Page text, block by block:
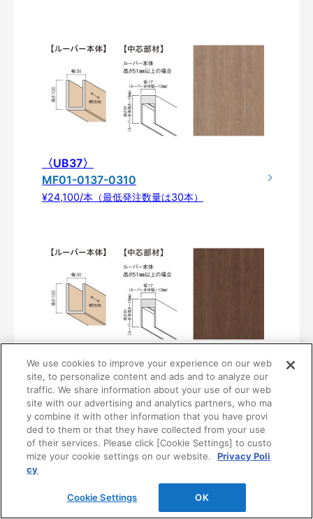
〈UB37〉
MF01-0137-0310
¥24,100/本（最低発注数量は30本）
〈UB38〉
MF01-0138-0310
¥24,100/本（最低発注数量は30本）
We use cookies to improve your experience on our web
site, to personalize content and ads and to analyze our
traffic. We share information about your use of our web
site with our advertising and analytics partners, who ma
y combine it with other information that you have provi
ded to them or that they have collected from your use
of their services. Please click [Cookie Settings] to custo
mize your cookie settings on our website.
Privacy Poli
cy
Cookie Settings OK